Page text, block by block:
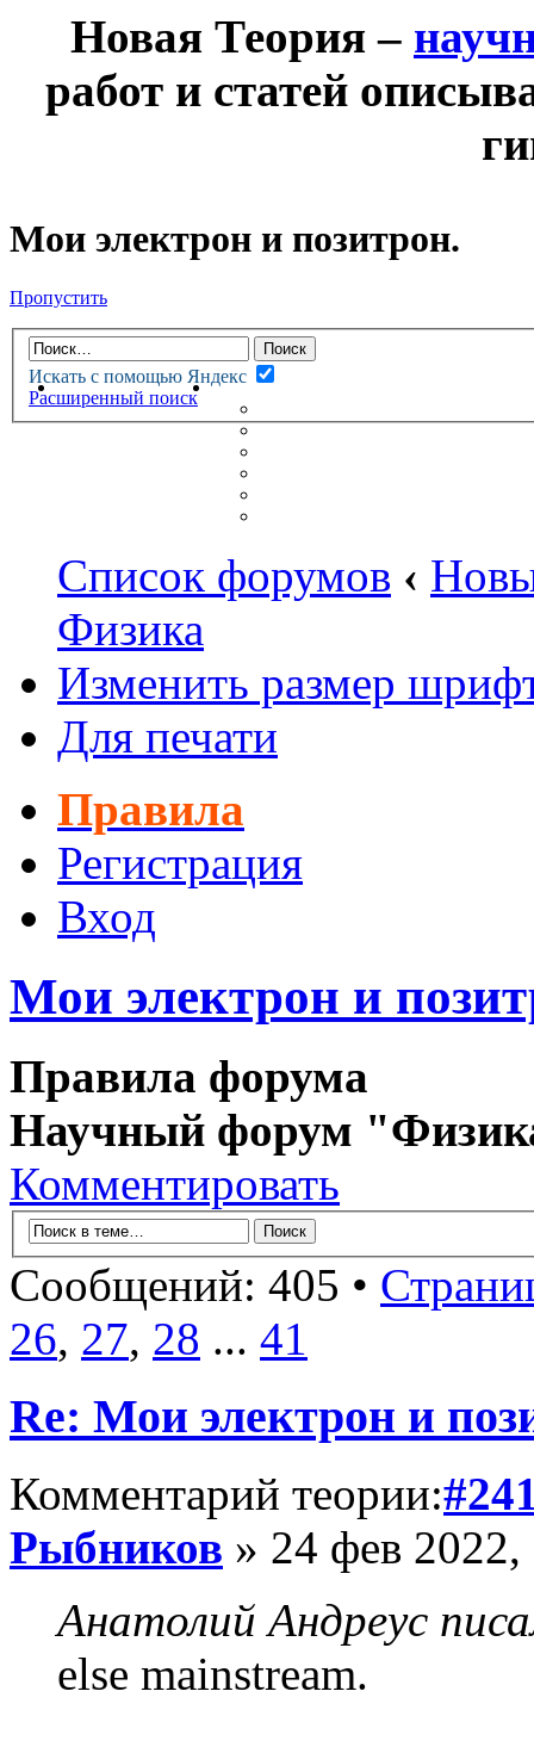
Новая Теория –
работ и статей
Мои электрон и позитрон.
Пропустить
Искать с помощью Яндекс
Расширенный поиск
НОВАЯ ТЕОРИЯФОРУМ
НЕПРОЧИТАННЫЕ
Список форумов ‹
Физика
Изменить размер
Для печати
Правила
Регистрация
Вход
Мои электрон и
Правила форума
Научный форум
Комментировать
Сообщений: 405 •
26, 27, 28 ... 41
Re: Мои электрон и
Комментарий теории:
Рыбников » 24 фев
Анатолий Андреус
else mainstream.